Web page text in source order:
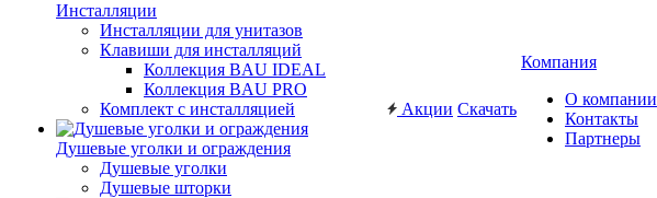
Инсталляции
Инсталляции для унитазов
Клавиши для инсталляций
Коллекция BAU IDEAL
Коллекция BAU PRO
Комплект с инсталляцией
Душевые уголки и ограждения
Душевые уголки
Душевые шторки
Акции Скачать
Компания
О компании
Контакты
Партнеры